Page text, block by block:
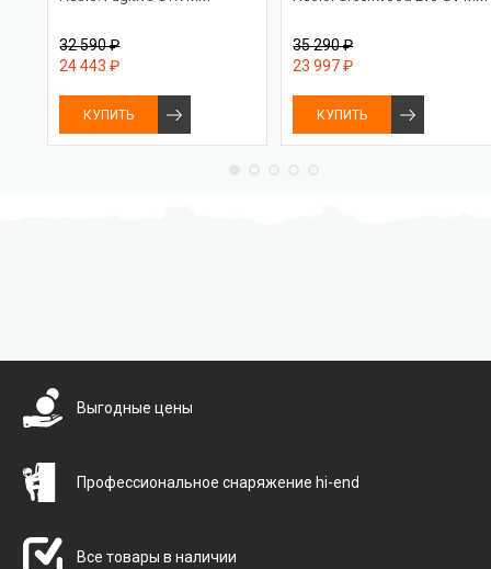
32 590 ₽
24 443 ₽
КУПИТЬ
35 290 ₽
23 997 ₽
КУПИТЬ
Выгодные цены
Профессиональное снаряжение hi-end
Все товары в наличии